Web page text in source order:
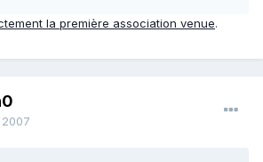
la première association venue.